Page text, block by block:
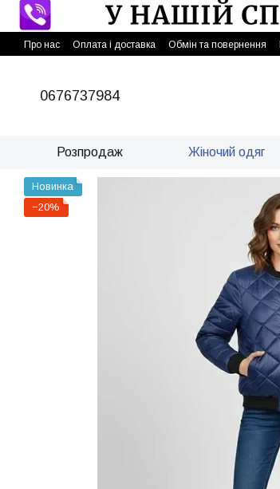
Перейти до основного контенту
Про нас Оплата і доставка Обмін та повернення
0676737984
Розпродаж Жіночий одяг
Новинка
−20%